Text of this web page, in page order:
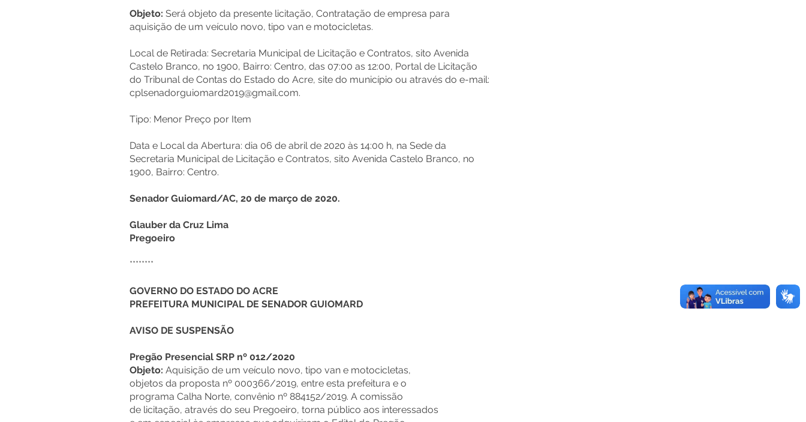
Objeto: Será objeto da presente licitação, Contratação de empresa para
aquisição de um veículo novo, tipo van e motocicletas.
Local de Retirada: Secretaria Municipal de Licitação e Contratos, sito Avenida
Castelo Branco, no 1900, Bairro: Centro, das 07:00 as 12:00, Portal de Licitação
do Tribunal de Contas do Estado do Acre, site do município ou através do e-mail:
cplsenadorguiomard2019@gmail.com.
Tipo: Menor Preço por Item
Data e Local da Abertura: dia 06 de abril de 2020 às 14:00 h, na Sede da
Secretaria Municipal de Licitação e Contratos, sito Avenida Castelo Branco, no
1900, Bairro: Centro.
Senador Guiomard/AC, 20 de março de 2020.
Glauber da Cruz Lima
Pregoeiro
********
GOVERNO DO ESTADO DO ACRE
PREFEITURA MUNICIPAL DE SENADOR GUIOMARD
AVISO DE SUSPENSÃO
Pregão Presencial SRP nº 012/2020
Objeto: Aquisição de um veículo novo, tipo van e motocicletas,
objetos da proposta nº 000366/2019, entre esta prefeitura e o
programa Calha Norte, convênio nº 884152/2019. A comissão
de licitação, através do seu Pregoeiro, torna público aos interessados